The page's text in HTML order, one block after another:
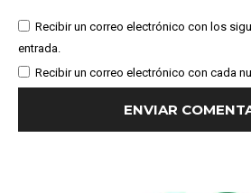
Recibir un correo electrónico con los
entrada.
Recibir un correo electrónico con cada